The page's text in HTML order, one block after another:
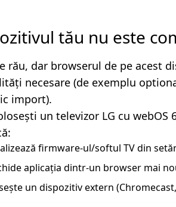
tău nu este
rău, dar browserul de pe acest
necesare (de exemplu
import).
un televizor LG cu
firmware-ul/softul TV din
aplicația dintr-un browser mai
un dispozitiv extern